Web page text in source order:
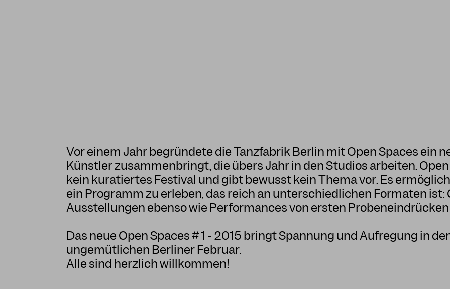
Vor einem Jahr begründete die Tanzfabrik Berlin mit Open Spaces ein
Künstler zusammenbringt, die übers Jahr in den Studios arbeiten.
kein kuratiertes Festival und gibt bewusst kein Thema vor. Es
ein Programm zu erleben, das reich an unterschiedlichen Formaten ist:
Ausstellungen ebenso wie Performances von ersten
Das neue Open Spaces # 1 - 2015 bringt Spannung und Aufregung in
ungemütlichen Berliner Februar.
Alle sind herzlich willkommen!